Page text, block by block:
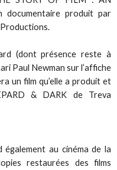
documentaire produit par
(dont présence reste à
Paul Newman sur l’affiche
un film qu’elle a produit et
& DARK de Treva
également au cinéma de la
restaurées des films